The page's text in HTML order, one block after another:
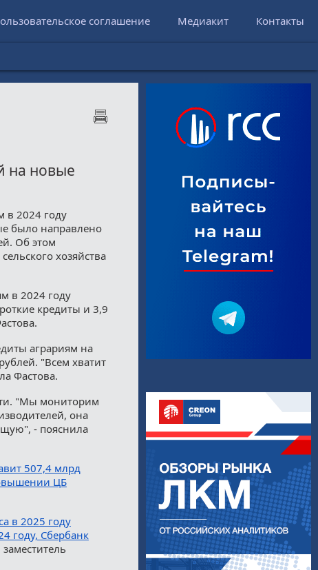
соглашение Медиакит Контакты
на новые
в 2024 году
было направлено
Об этом
хозяйства
в 2024 году
кредиты и 3,9
аграриям на
"Всем хватит
Фастова.
"Мы мониторим
она
- пояснила
507,4 млрд
ЦБ
в 2025 году
году, Сбербанк